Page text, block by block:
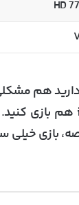
HD
بازی